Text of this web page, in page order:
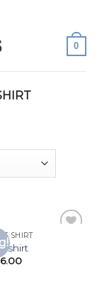
0
T SHIRT
t shirt